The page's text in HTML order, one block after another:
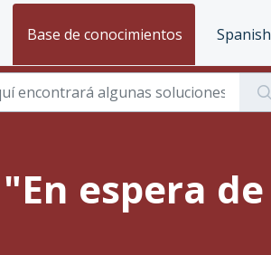
Base de conocimientos Spanish
espera de